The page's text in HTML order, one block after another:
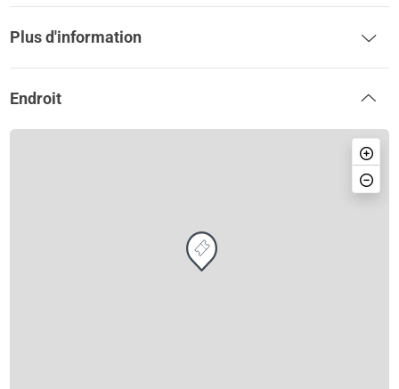
Plus d'information
Endroit